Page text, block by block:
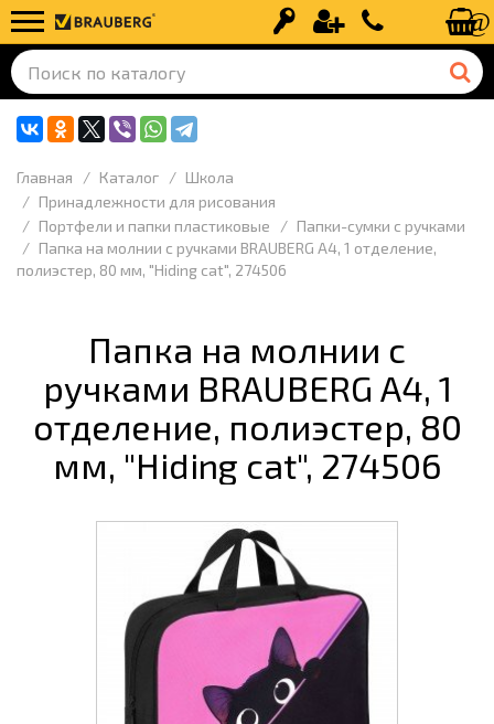
Вход Регистрация+7 (499) 110-
Главная Каталог
Школа
Принадлежности для рисования
Портфели и папки пластиковые
Папки-сумки с ручками
Папка на молнии с ручками BRAUBERG А4, 1 отделение,
полиэстер, 80 мм, "Hiding cat", 274506
Папка на молнии с
ручками BRAUBERG А4, 1
отделение, полиэстер, 80
мм, "Hiding cat", 274506